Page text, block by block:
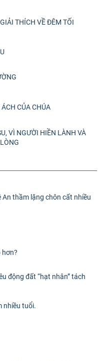
THÍCH VỀ ĐÊM TỐI
CỦA CHÚA
VÌ NGƯỜI HIỀN LÀNH VÀ
thầm lặng chôn cất nhiều
hơn?
động đất “hạt nhân” tách
nhiều tuổi.